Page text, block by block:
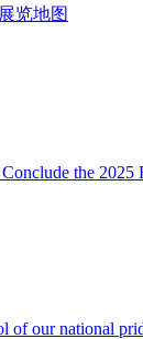
览地图
the 2025
our national